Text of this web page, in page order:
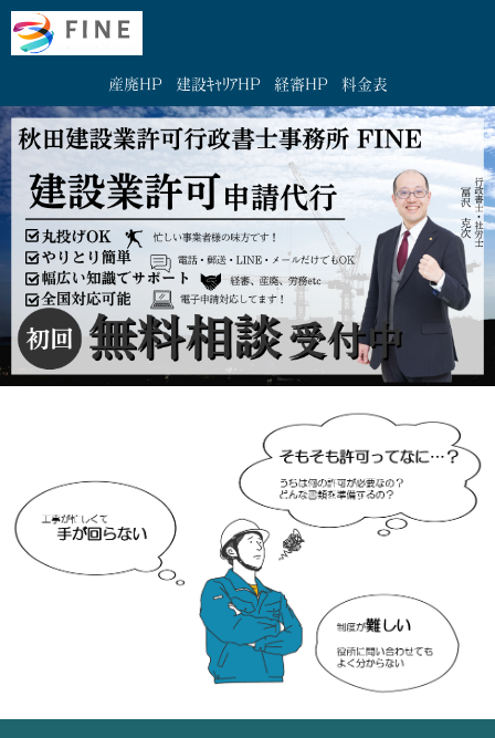
産廃HP 建設ｷｬﾘｱHP 経審HP 料金表